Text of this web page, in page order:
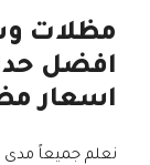
افضل
اسعار
نعلم جميعاً مدى